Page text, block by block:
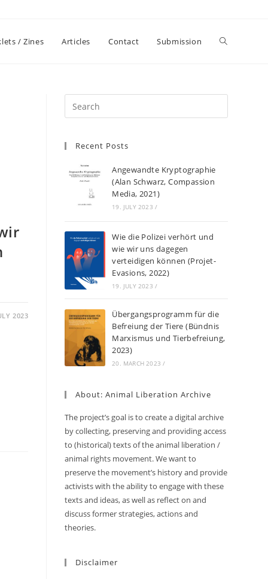
/ Zines Articles Contact Submission
2023
Recent Posts
Angewandte Kryptographie
(Alan Schwarz, Compassion
Media, 2021)
19. JULY 2023 /
Wie die Polizei verhört und
wie wir uns dagegen
verteidigen können (Projet-
Evasions, 2022)
19. JULY 2023 /
Übergangsprogramm für die
Befreiung der Tiere (Bündnis
Marxismus und Tierbefreiung,
2023)
20. MARCH 2023 /
About: Animal Liberation Archive
The project’s goal is to create a digital archive
by collecting, preserving and providing access
to (historical) texts of the animal liberation /
animal rights movement. We want to
preserve the movement’s history and provide
activists with the ability to engage with these
texts and ideas, as well as reflect on and
discuss former strategies, actions and
theories.
Disclaimer